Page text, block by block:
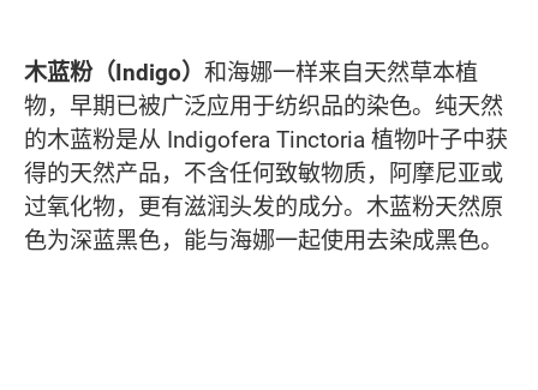
木蓝粉（Indigo） 和海娜一样来自天然草本植
物，早期已被广泛应用于纺织品的染色。纯天然
的木蓝粉是从 Indigofera Tinctoria 植物叶子中获
得的天然产品，不含任何致敏物质，阿摩尼亚或
过氧化物，更有滋润头发的成分。木蓝粉天然原
色为深蓝黑色，能与海娜一起使用去染成黑色。